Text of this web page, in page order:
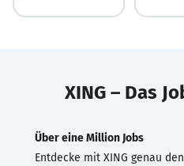
XING – Das
Über eine Million Jobs
Entdecke mit XING genau